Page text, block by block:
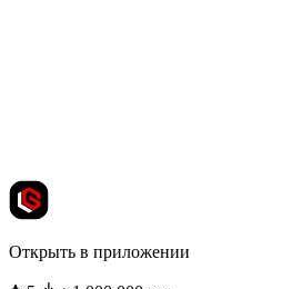
Открыть в приложении